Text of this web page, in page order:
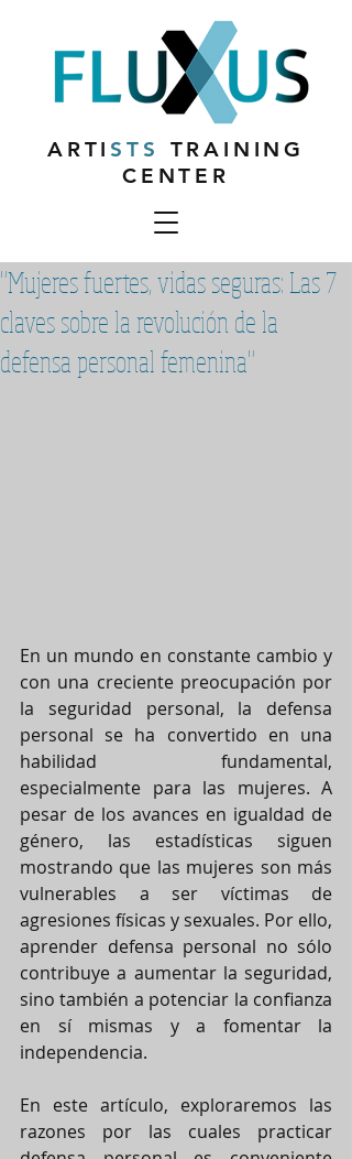
ARTISTS
TRAINING
CENTER
"Mujeres fuertes, vidas seguras: Las 7
claves sobre la revolución de la
defensa personal femenina"
En un mundo en constante cambio y
con una creciente preocupación por
la seguridad personal, la defensa
personal se ha convertido en una
habilidad fundamental,
especialmente para las mujeres. A
pesar de los avances en igualdad de
género, las estadísticas siguen
mostrando que las mujeres son más
vulnerables a ser víctimas de
agresiones físicas y sexuales. Por ello,
aprender defensa personal no sólo
contribuye a aumentar la seguridad,
sino también a potenciar la confianza
en sí mismas y a fomentar la
independencia.
En este artículo, exploraremos las
razones por las cuales practicar